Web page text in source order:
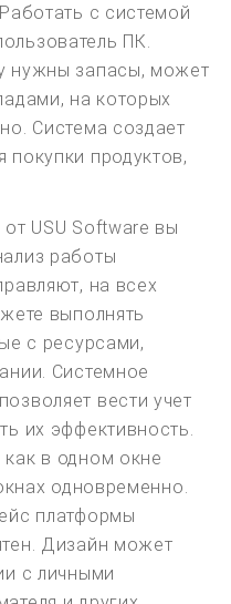
с системой
ПК.
нужны запасы, может
на которых
Система создает
продуктов,
USU Software вы
работы
на всех
выполнять
с ресурсами,
Системное
вести учет
их эффективность.
в одном окне
одновременно.
платформы
Дизайн может
с личными